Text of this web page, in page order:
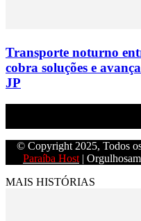
Transporte noturno
cobra soluções e
JP
© Copyright 2025, Todos
Paraíba Host |
MAIS HISTÓRIAS